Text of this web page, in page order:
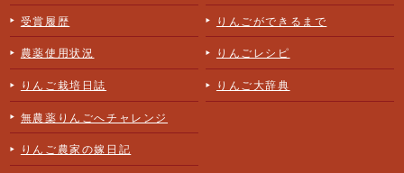
受賞履歴
農薬使用状況
りんご栽培日誌
無農薬りんごへチャレンジ
りんご農家の嫁日記
りんごができるまで
りんごレシピ
りんご大辞典